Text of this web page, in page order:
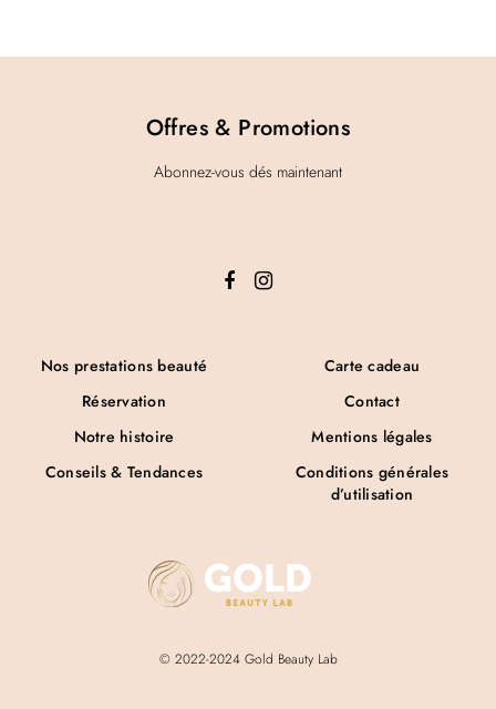
© 2022-2024 Gold Beauty Lab
Nos prestations beauté
Réservation
Notre histoire
Conseils & Tendances
Carte cadeau
Contact
Mentions légales
Conditions générales
d’utilisation
Offres & Promotions
Abonnez-vous dés maintenant